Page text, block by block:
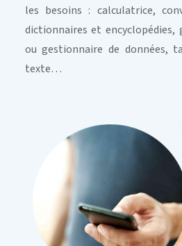
les besoins : calculatrice,
dictionnaires et encyclopédies,
ou gestionnaire de données,
texte…